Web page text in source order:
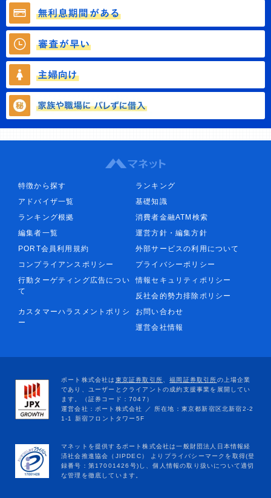
特徴から探す
ランキング
アドバイザ一覧
基礎知識
ランキング根拠
消費者金融ATM検索
編集者一覧
運営方針・編集方針
PORT会員利用規約
外部サービスの利用について
コンプライアンスポリシー
プライバシーポリシー
行動ターゲティング広告につい
て
情報セキュリティポリシー
反社会的勢力排除ポリシー
カスタマーハラスメントポリシ
ー
お問い合わせ
運営会社情報